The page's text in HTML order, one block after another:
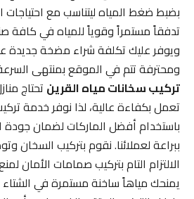
بضبط ضغط المياه ليتناسب مع احتياجات
تدفقاً مستمراً وقوياً للمياه في كافة
ويوفر عليك تكلفة شراء مضخة جديدة عبر
ومحترفة تتم في الموقع بمنتهى السرعة.
تركيب سخانات مياه القرينتحتاج منازل
تعمل بكفاءة عالية، لذا نوفر خدمة تركيب
باستخدام أفضل الماركات لضمان جودة
ببراعة لعملائنا. نقوم بتركيب السخان
الالتزام التام بتركيب صمامات الأمان لمنع
يمنحك مياهاً ساخنة مستمرة في الشتاء